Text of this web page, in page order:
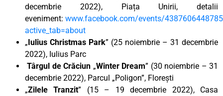
decembrie 2022), Piața Unirii, detalii
eveniment: www.facebook.com/events/
active_tab=about
„Iulius Christmas Park” (25 noiembrie – 31 decembrie
2022), Iulius Parc
Târgul de Crăciun „Winter Dream” (30 noiembrie – 31
decembrie 2022), Parcul „Poligon”, Florești
„Zilele Tranzit” (15 – 19 decembrie 2022), Casa